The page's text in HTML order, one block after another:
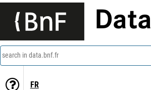
Data
search in data.bnf.fr
FR